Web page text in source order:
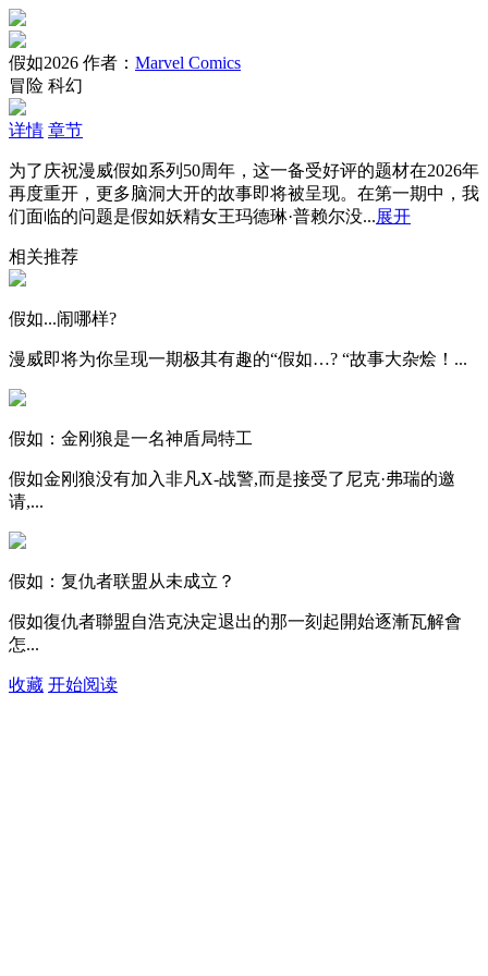
假如2026 作者： Marvel Comics
冒险 科幻
详情 章节
为了庆祝漫威假如系列50周年，这一备受好评的题材在2026年
再度重开，更多脑洞大开的故事即将被呈现。在第一期中，我
们面临的问题是假如妖精女王玛德琳·普赖尔没...展开
相关推荐
假如...闹哪样?
漫威即将为你呈现一期极其有趣的“假如…? “故事大杂烩！...
假如：金刚狼是一名神盾局特工
假如金刚狼没有加入非凡X-战警,而是接受了尼克·弗瑞的邀
请,...
假如：复仇者联盟从未成立？
假如復仇者聯盟自浩克決定退出的那一刻起開始逐漸瓦解會
怎...
收藏 开始阅读